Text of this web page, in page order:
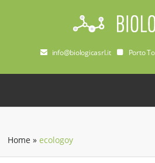
info@biologicasrl.it Porto
Home »ecologoy